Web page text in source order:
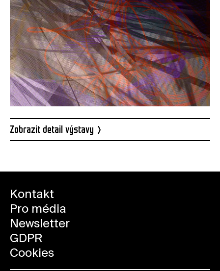
Zobrazit detail výstavy
Kontakt
Pro média
Newsletter
GDPR
Cookies